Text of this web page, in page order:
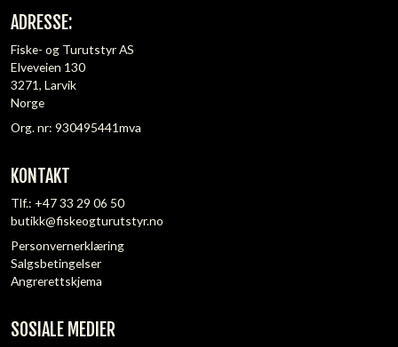
ADRESSE:
Fiske- og Turutstyr AS
Elveveien 130
3271, Larvik
Norge
Org. nr: 930495441mva
KONTAKT
Tlf.: +47 33 29 06 50
butikk@fiskeogturutstyr.no
Personvernerklæring
Salgsbetingelser
Angrerettskjema
SOSIALE MEDIER